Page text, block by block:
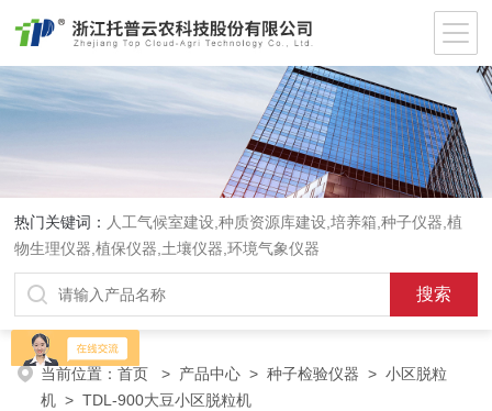
热门关键词： 人工气候室建设,种质资源库建设,培养箱,种子仪器,植
物生理仪器,植保仪器,土壤仪器,环境气象仪器
当前位置：首页 > 产品中心 >种子检验仪器 >小区脱粒
机 > TDL-900大豆小区脱粒机